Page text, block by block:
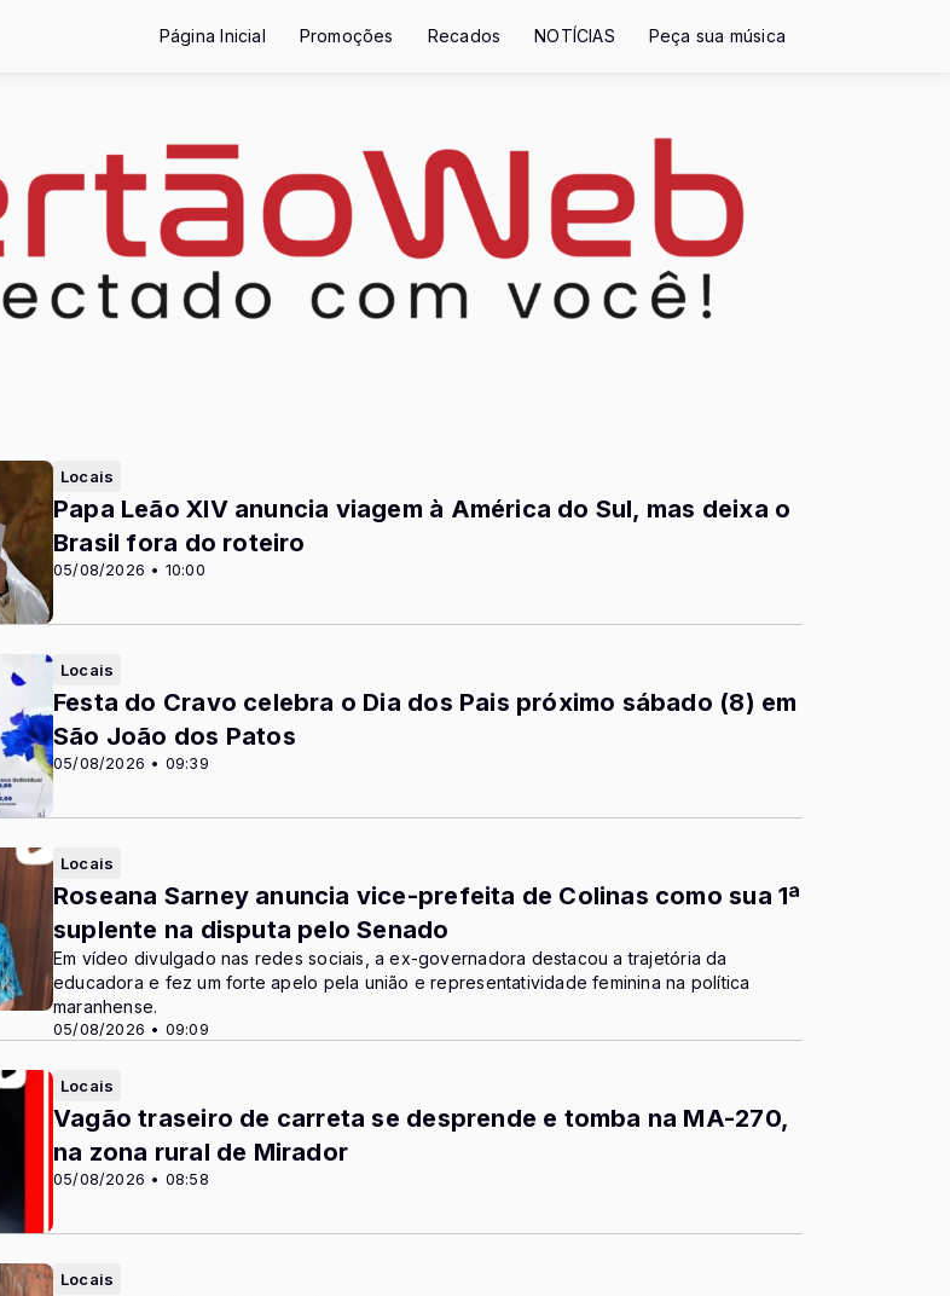
Página Inicial Promoções Recados NOTÍCIAS Peça sua música
Locais
05/08/2026 • 10:00
Papa Leão XIV anuncia viagem à América do Sul, mas deixa o
Brasil fora do roteiro
Locais
05/08/2026 • 09:39
Festa do Cravo celebra o Dia dos Pais próximo sábado (8) em
São João dos Patos
Locais
05/08/2026 • 09:09
Roseana Sarney anuncia vice-prefeita de Colinas como sua 1ª
suplente na disputa pelo Senado
Em vídeo divulgado nas redes sociais, a ex-governadora destacou a trajetória da
educadora e fez um forte apelo pela união e representatividade feminina na política
maranhense.
Locais
05/08/2026 • 08:58
Vagão traseiro de carreta se desprende e tomba na MA-270,
na zona rural de Mirador
Locais